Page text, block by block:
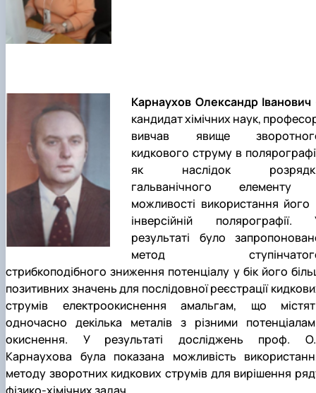
Карнаухов Олександр Іванович
кандидат хімічних наук,
вивчав явище
кидкового струму в
як наслідок
гальванічного елементу
можливості використання його
інверсійній полярографії.
результаті було
метод
стрибкоподібного зниження потенціалу у бік його
позитивних значень для послідовної реєстрації
струмів електроокиснення амальгам, що
одночасно декілька металів з різними
окиснення. У результаті досліджень проф.
Карнаухова була показана можливість
методу зворотних кидкових струмів для вирішення